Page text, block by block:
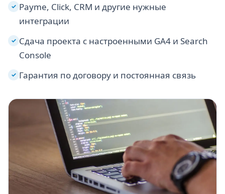
✓ Payme, Click, CRM и другие нужные
интеграции
✓ Сдача проекта с настроенными GA4 и Search
Console
✓ Гарантия по договору и постоянная связь